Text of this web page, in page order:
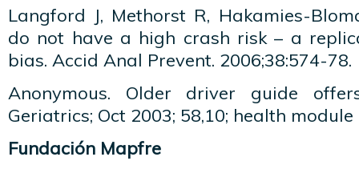
Langford J, Methorst R, Hakamies-
do not have a high crash risk – a
bias. Accid Anal Prevent. 2006;38:574-78.
Anonymous. Older driver guide
Geriatrics; Oct 2003; 58,10; health module
Fundación Mapfre